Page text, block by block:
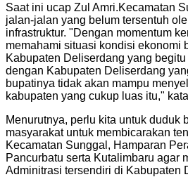
Saat ini ucap Zul Amri.Kecamatan
jalan-jalan yang belum tersentuh
infrastruktur. "Dengan momentum
memahami situasi kondisi ekonomi
Kabupaten Deliserdang yang
dengan Kabupaten Deliserdang
bupatinya tidak akan mampu
kabupaten yang cukup luas itu,"
Menurutnya, perlu kita untuk duduk
masyarakat untuk membicarakan
Kecamatan Sunggal, Hamparan
Pancurbatu serta Kutalimbaru agar
Adminitrasi tersendiri di Kabupaten